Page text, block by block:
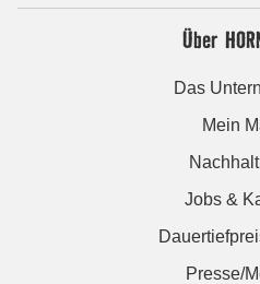
Über
Das
Mein
Jobs &
Presse/